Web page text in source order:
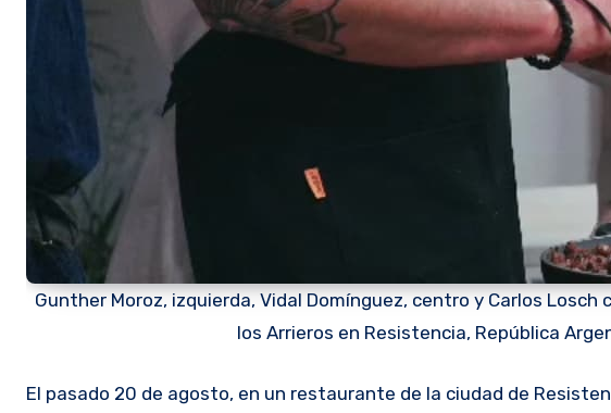
Gunther Moroz, izquierda, Vidal Domínguez, centro y Carlos
los Arrieros en Resistencia, República
El pasado 20 de agosto, en un restaurante de la ciudad de